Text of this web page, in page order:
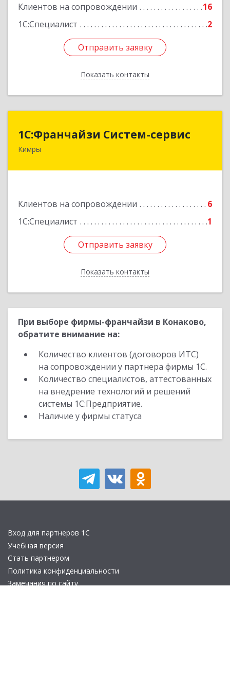
Клиентов на сопровождении
16
1С:Специалист
2
Отправить заявку
Показать контакты
Отправить заявку
Назад
1С:Франчайзи Систем-сервис
Кимры
Клиентов на сопровождении
6
1С:Специалист
1
Отправить заявку
Показать контакты
1С:Франчайзи Систем-сервис
Отправить заявку
Назад
При выборе фирмы-франчайзи в Конаково,
обратите внимание на:
Количество клиентов (договоров ИТС)
на сопровождении у партнера фирмы 1С.
Количество специалистов, аттестованных
на внедрение технологий и решений
системы 1С:Предприятие.
Наличие у фирмы статуса
Вход для партнеров 1С
Учебная версия
Стать партнером
Политика конфиденциальности
Замечания по сайту